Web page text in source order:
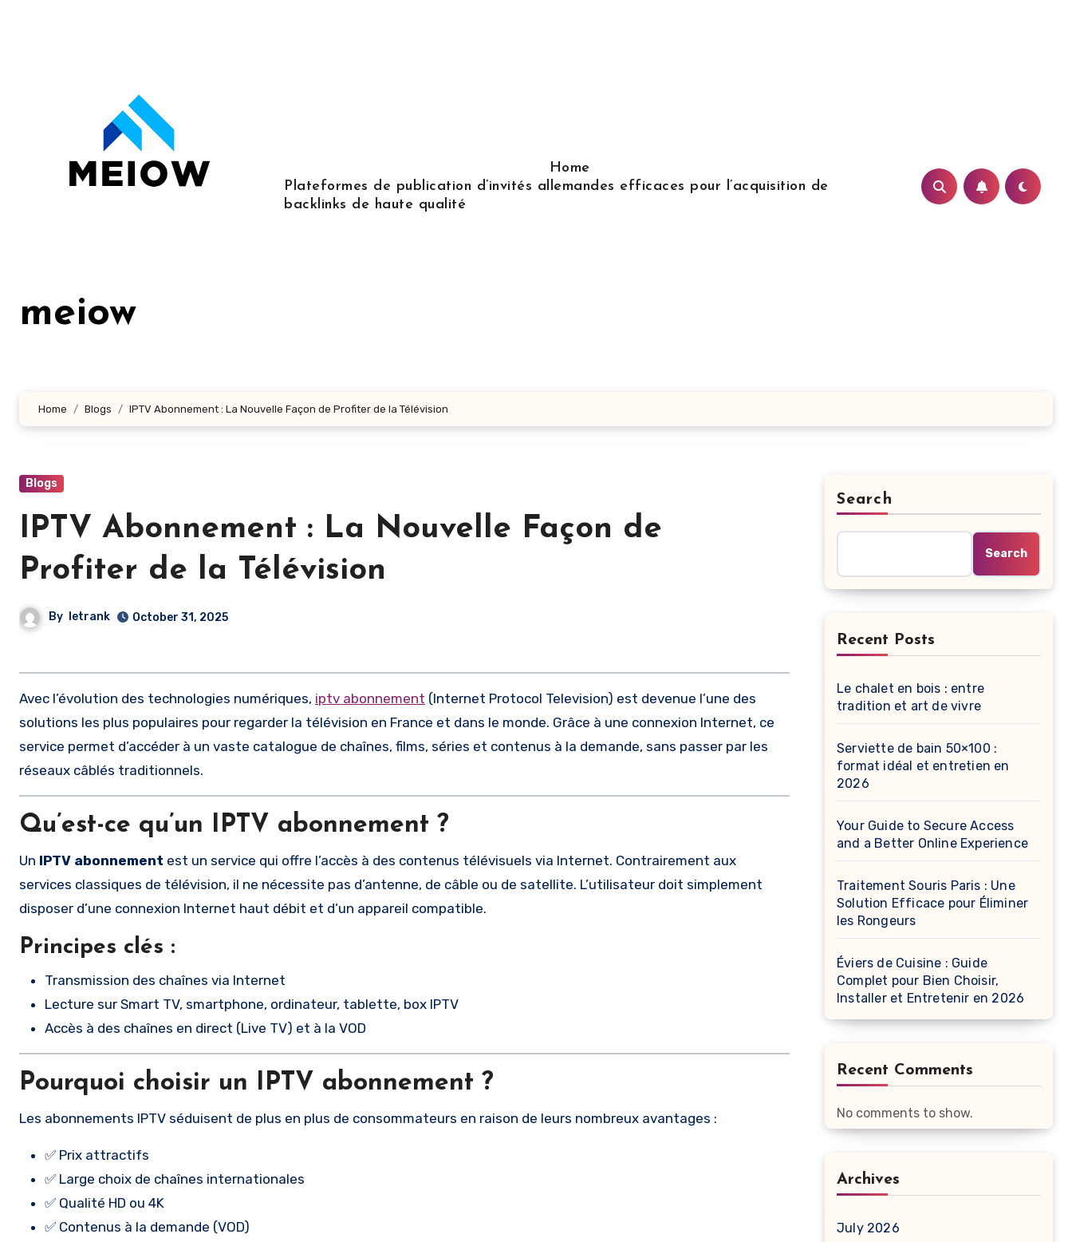
meiow
Home
Plateformes de publication d’invités allemandes efficaces pour l’acquisition de
backlinks de haute qualité
Home Blogs IPTV Abonnement : La Nouvelle Façon de Profiter de la Télévision
Blogs
IPTV Abonnement : La Nouvelle Façon de
Profiter de la Télévision
By letrank October 31, 2025
Avec l’évolution des technologies numériques, iptv abonnement (Internet Protocol Television) est devenue l’une des
solutions les plus populaires pour regarder la télévision en France et dans le monde. Grâce à une connexion Internet, ce
service permet d’accéder à un vaste catalogue de chaînes, films, séries et contenus à la demande, sans passer par les
réseaux câblés traditionnels.
Qu’est-ce qu’un IPTV abonnement ?
Un IPTV abonnement est un service qui offre l’accès à des contenus télévisuels via Internet. Contrairement aux
services classiques de télévision, il ne nécessite pas d’antenne, de câble ou de satellite. L’utilisateur doit simplement
disposer d’une connexion Internet haut débit et d’un appareil compatible.
Principes clés :
Transmission des chaînes via Internet
Lecture sur Smart TV, smartphone, ordinateur, tablette, box IPTV
Accès à des chaînes en direct (Live TV) et à la VOD
Pourquoi choisir un IPTV abonnement ?
Les abonnements IPTV séduisent de plus en plus de consommateurs en raison de leurs nombreux avantages :
✅ Prix attractifs
✅ Large choix de chaînes internationales
✅ Qualité HD ou 4K
✅ Contenus à la demande (VOD)
Search
Search
Recent Posts
Le chalet en bois : entre
tradition et art de vivre
Serviette de bain 50×100 :
format idéal et entretien en
2026
Your Guide to Secure Access
and a Better Online Experience
Traitement Souris Paris : Une
Solution Efficace pour Éliminer
les Rongeurs
Éviers de Cuisine : Guide
Complet pour Bien Choisir,
Installer et Entretenir en 2026
Recent Comments
No comments to show.
Archives
July 2026